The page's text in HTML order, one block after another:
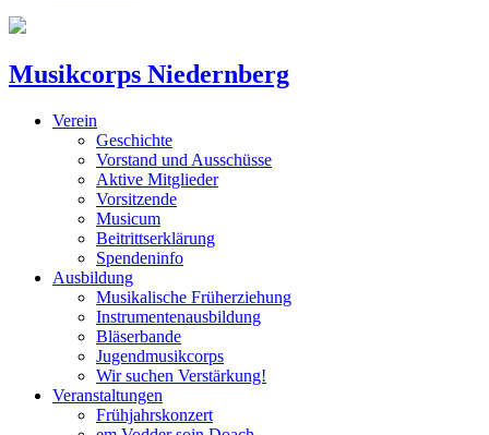
Musikcorps Niedernberg
Verein
Geschichte
Vorstand und Ausschüsse
Aktive Mitglieder
Vorsitzende
Musicum
Beitrittserklärung
Spendeninfo
Ausbildung
Musikalische Früherziehung
Instrumentenausbildung
Bläserbande
Jugendmusikcorps
Wir suchen Verstärkung!
Veranstaltungen
Frühjahrskonzert